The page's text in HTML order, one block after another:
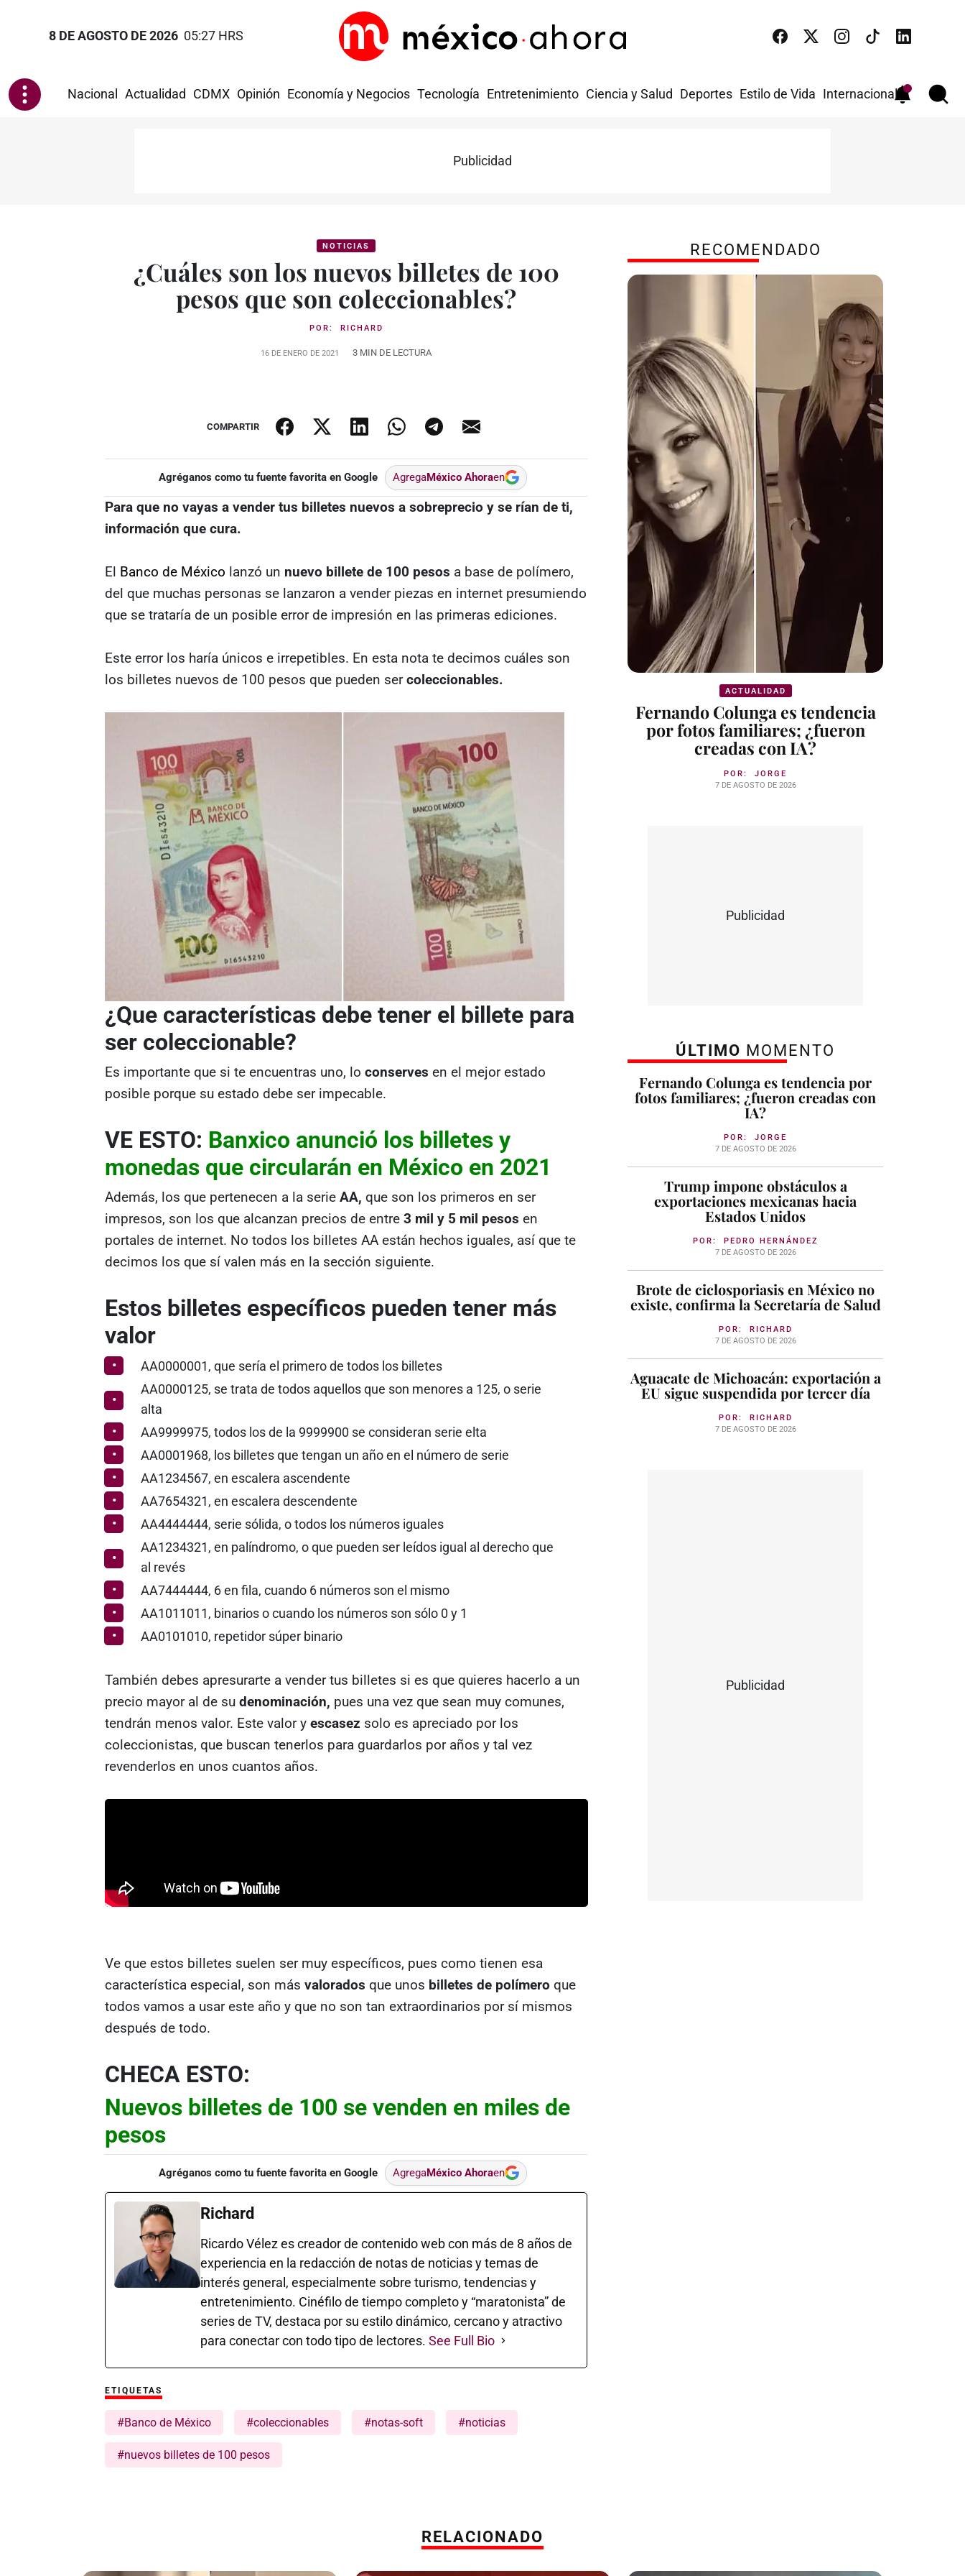
8 DE AGOSTO DE 2026 05:27 HRS
Nacional Actualidad CDMX Opinión Economía y Negocios Tecnología Entretenimiento Ciencia y Salud Deportes Estilo de Vida Internacional
Publicidad
NOTICIAS
¿Cuáles son los nuevos billetes de 100
pesos que son coleccionables?
POR: RICHARD
16 DE ENERO DE 2021 3 MIN DE LECTURA
COMPARTIR
Agréganos como tu fuente favorita en Google AgregaMéxico Ahoraen
Para que no vayas a vender tus billetes nuevos a sobreprecio y se rían de ti,
información que cura.
El Banco de México lanzó un nuevo billete de 100 pesos a base de polímero,
del que muchas personas se lanzaron a vender piezas en internet presumiendo
que se trataría de un posible error de impresión en las primeras ediciones.
Este error los haría únicos e irrepetibles. En esta nota te decimos cuáles son
los billetes nuevos de 100 pesos que pueden sercoleccionables.
¿Que características debe tener el billete para
ser coleccionable?
Es importante que si te encuentras uno, lo conserves en el mejor estado
posible porque su estado debe ser impecable.
VE ESTO: Banxico anunció los billetes y
monedas que circularán en México en 2021
Además, los que pertenecen a la serie AA, que son los primeros en ser
impresos, son los que alcanzan precios de entre 3 mil y 5 mil pesos en
portales de internet. No todos los billetes AA están hechos iguales, así que te
decimos los que sí valen más en la sección siguiente.
Estos billetes específicos pueden tener más
valor
AA0000001, que sería el primero de todos los billetes
AA0000125, se trata de todos aquellos que son menores a 125, o serie
alta
AA9999975, todos los de la 9999900 se consideran serie elta
AA0001968, los billetes que tengan un año en el número de serie
AA1234567, en escalera ascendente
AA7654321, en escalera descendente
AA4444444, serie sólida, o todos los números iguales
AA1234321, en palíndromo, o que pueden ser leídos igual al derecho que
al revés
AA7444444, 6 en fila, cuando 6 números son el mismo
AA1011011, binarios o cuando los números son sólo 0 y 1
AA0101010, repetidor súper binario
También debes apresurarte a vender tus billetes si es que quieres hacerlo a un
precio mayor al de su denominación, pues una vez que sean muy comunes,
tendrán menos valor. Este valor y escasez solo es apreciado por los
coleccionistas, que buscan tenerlos para guardarlos por años y tal vez
revenderlos en unos cuantos años.
Ve que estos billetes suelen ser muy específicos, pues como tienen esa
característica especial, son más valorados que unos billetes de polímero que
todos vamos a usar este año y que no son tan extraordinarios por sí mismos
después de todo.
CHECA ESTO:
Nuevos billetes de 100 se venden en miles de
pesos
Agréganos como tu fuente favorita en Google AgregaMéxico Ahoraen
Richard
Ricardo Vélez es creador de contenido web con más de 8 años de
experiencia en la redacción de notas de noticias y temas de
interés general, especialmente sobre turismo, tendencias y
entretenimiento. Cinéfilo de tiempo completo y “maratonista” de
series de TV, destaca por su estilo dinámico, cercano y atractivo
para conectar con todo tipo de lectores. See Full Bio
ETIQUETAS
#Banco de México #coleccionables #notas-soft #noticias
#nuevos billetes de 100 pesos
RECOMENDADO
ACTUALIDAD
Fernando Colunga es tendencia
por fotos familiares; ¿fueron
creadas con IA?
POR: JORGE
7 DE AGOSTO DE 2026
Publicidad
ÚLTIMO MOMENTO
Fernando Colunga es tendencia por
fotos familiares; ¿fueron creadas con
IA?
POR: JORGE
7 DE AGOSTO DE 2026
Trump impone obstáculos a
exportaciones mexicanas hacia
Estados Unidos
POR: PEDRO HERNÁNDEZ
7 DE AGOSTO DE 2026
Brote de ciclosporiasis en México no
existe, confirma la Secretaría de Salud
POR: RICHARD
7 DE AGOSTO DE 2026
Aguacate de Michoacán: exportación a
EU sigue suspendida por tercer día
POR: RICHARD
7 DE AGOSTO DE 2026
Publicidad
RELACIONADO